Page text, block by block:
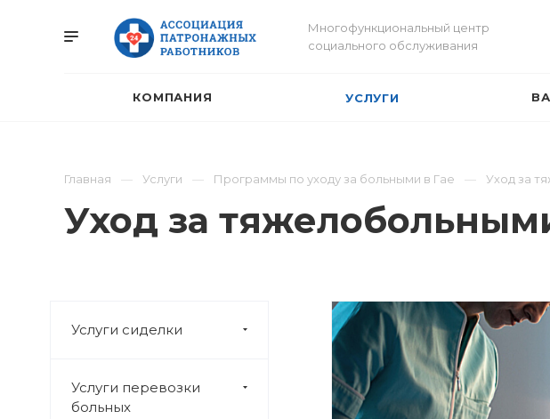
Многофункциональный центр
социального обслуживания
КОМПАНИЯ УСЛУГИ
Главная Услуги Программы по уходу за больными в Гае Уход за
Уход за
Услуги сиделки
Услуги перевозки
больных